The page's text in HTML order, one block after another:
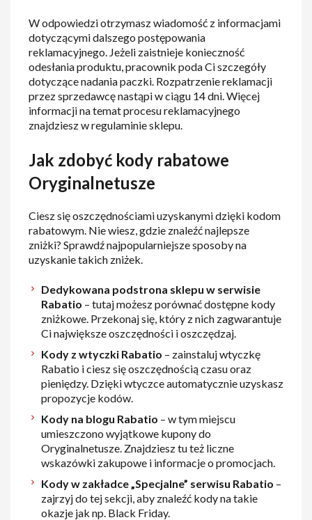
W odpowiedzi otrzymasz wiadomość z informacjami
dotyczącymi dalszego postępowania
reklamacyjnego. Jeżeli zaistnieje konieczność
odesłania produktu, pracownik poda Ci szczegóły
dotyczące nadania paczki. Rozpatrzenie reklamacji
przez sprzedawcę nastąpi w ciągu 14 dni. Więcej
informacji na temat procesu reklamacyjnego
znajdziesz w regulaminie sklepu.
Jak zdobyć kody rabatowe
Oryginalnetusze
Ciesz się oszczędnościami uzyskanymi dzięki kodom
rabatowym. Nie wiesz, gdzie znaleźć najlepsze
zniżki? Sprawdź najpopularniejsze sposoby na
uzyskanie takich zniżek.
Dedykowana podstrona sklepu w serwisie
Rabatio – tutaj możesz porównać dostępne kody
zniżkowe. Przekonaj się, który z nich zagwarantuje
Ci największe oszczędności i oszczędzaj.
Kody z wtyczki Rabatio – zainstaluj wtyczkę
Rabatio i ciesz się oszczędnością czasu oraz
pieniędzy. Dzięki wtyczce automatycznie uzyskasz
propozycje kodów.
Kody na blogu Rabatio – w tym miejscu
umieszczono wyjątkowe kupony do
Oryginalnetusze. Znajdziesz tu też liczne
wskazówki zakupowe i informacje o promocjach.
Kody w zakładce „Specjalne” serwisu Rabatio –
zajrzyj do tej sekcji, aby znaleźć kody na takie
okazje jak np. Black Friday.